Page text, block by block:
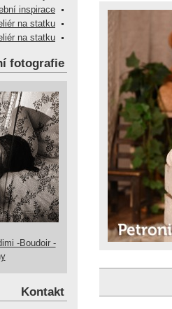
inspirace
na statku
na statku
fotografie
-Boudoir -
Kontakt